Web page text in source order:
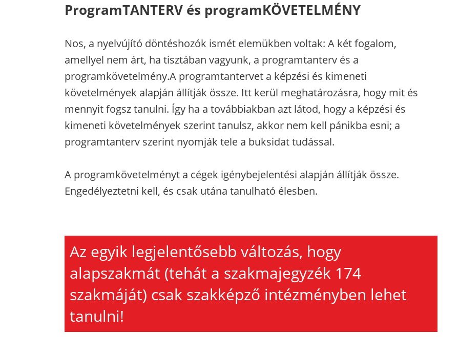
ProgramTANTERV és programKÖVETELMÉNY
Nos, a nyelvújító döntéshozók ismét elemükben voltak: A két fogalom,
amellyel nem árt, ha tisztában vagyunk, a programtanterv és a
programkövetelmény.A programtantervet a képzési és kimeneti
követelmények alapján állítják össze. Itt kerül meghatározásra, hogy mit és
mennyit fogsz tanulni. Így ha a továbbiakban azt látod, hogy a képzési és
kimeneti követelmények szerint tanulsz, akkor nem kell pánikba esni; a
programtanterv szerint nyomják tele a buksidat tudással.
A programkövetelményt a cégek igénybejelentési alapján állítják össze.
Engedélyeztetni kell, és csak utána tanulható élesben.
Az egyik legjelentősebb változás, hogy
alapszakmát (tehát a szakmajegyzék 174
szakmáját) csak szakképző intézményben lehet
tanulni!